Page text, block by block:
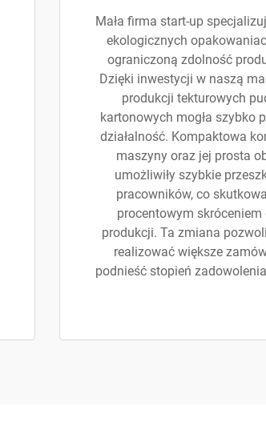
Mała firma start-up
ekologicznych
ograniczoną zdolność
Dzięki inwestycji w naszą
produkcji tekturowych
kartonowych mogła szybko
działalność. Kompaktowa
maszyny oraz jej prosta
umożliwiły szybkie
pracowników, co
procentowym skróceniem
produkcji. Ta zmiana
realizować większe
podnieść stopień